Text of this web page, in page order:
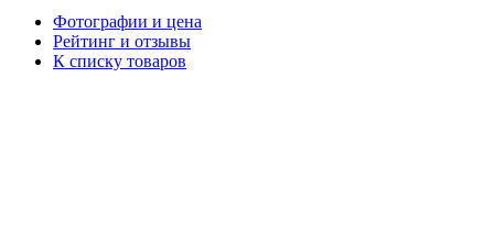
Фотографии и цена
Рейтинг и отзывы
К списку товаров